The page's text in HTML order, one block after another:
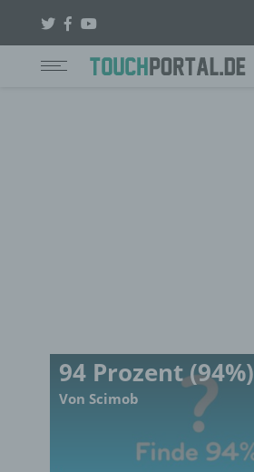
94 Prozent (94%)
Von Scimob